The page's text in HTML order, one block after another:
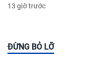
13 giờ trước
ĐỪNG BỎ LỠ